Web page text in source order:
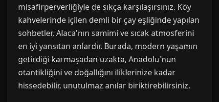
misafirperverliğiyle de sıkça karşılaşırsınız. Köy
kahvelerinde içilen demli bir çay eşliğinde yapılan
sohbetler, Alaca'nın samimi ve sıcak atmosferini
en iyi yansıtan anlardır. Burada, modern yaşamın
getirdiği karmaşadan uzakta, Anadolu'nun
otantikliğini ve doğallığını iliklerinize kadar
hissedebilir, unutulmaz anılar biriktirebilirsiniz.